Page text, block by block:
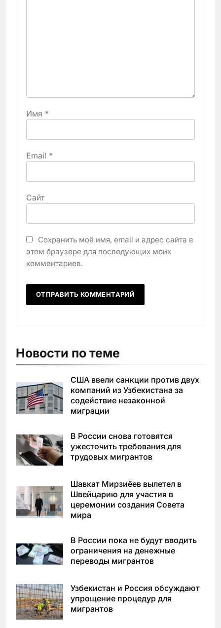
Имя *
Email *
Сайт
Сохранить моё имя, email и адрес сайта в
этом браузере для последующих моих
комментариев.
Новости по теме
США ввели санкции против двух
компаний из Узбекистана за
содействие незаконной
миграции
В России снова готовятся
ужесточить требования для
трудовых мигрантов
Шавкат Мирзиёев вылетел в
Швейцарию для участия в
церемонии создания Совета
мира
В России пока не будут вводить
ограничения на денежные
переводы мигрантов
Узбекистан и Россия обсуждают
упрощение процедур для
мигрантов